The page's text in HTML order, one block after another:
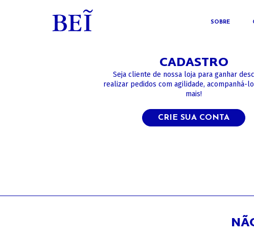
SOBRE
CADASTRO
Seja cliente de nossa loja para ganhar
realizar pedidos com agilidade, acompanhá-
mais!
CRIE SUA CONTA